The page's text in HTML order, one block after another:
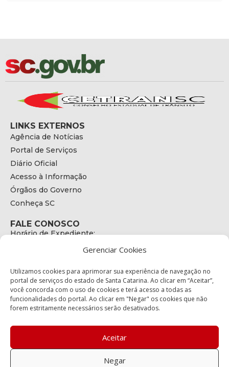
Gerenciar Cookies
Utilizamos cookies para aprimorar sua experiência de navegação no
portal de serviços do estado de Santa Catarina. Ao clicar em “Aceitar”,
você concorda com o uso de cookies e terá acesso a todas as
funcionalidades do portal. Ao clicar em "Negar" os cookies que não
forem estritamente necessários serão desativados.
Aceitar
Negar
LINKS EXTERNOS
Agência de Notícias
Portal de Serviços
Diário Oficial
Acesso à Informação
Órgãos do Governo
Conheça SC
FALE CONOSCO
Horário de Expediente:
E-mail:
secretariaexecutiva@cetran.sc.gov.br
ENDEREÇO
Endereço:
Bairro:
Coqueiros, Florianópolis SC
88.080-160